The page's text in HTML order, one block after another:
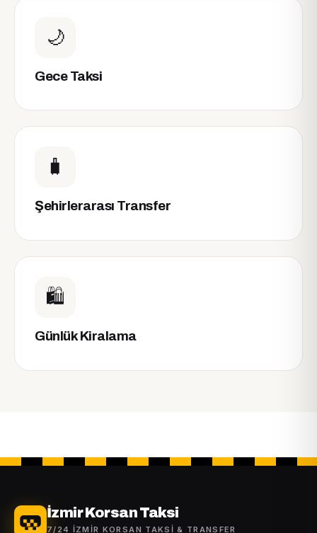
🌙
Gece Taksi
🧳
Şehirlerarası Transfer
🛍️
Günlük Kiralama
İzmir Korsan Taksi
7/24 İZMIR KORSAN TAKSI & TRANSFER